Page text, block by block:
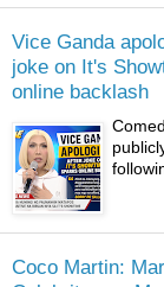
Vice Ganda
joke on It's
online backlash
Coco Martin: